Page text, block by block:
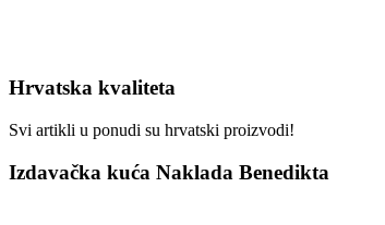
Hrvatska kvaliteta
Svi artikli u ponudi su hrvatski proizvodi!
Izdavačka kuća Naklada Benedikta